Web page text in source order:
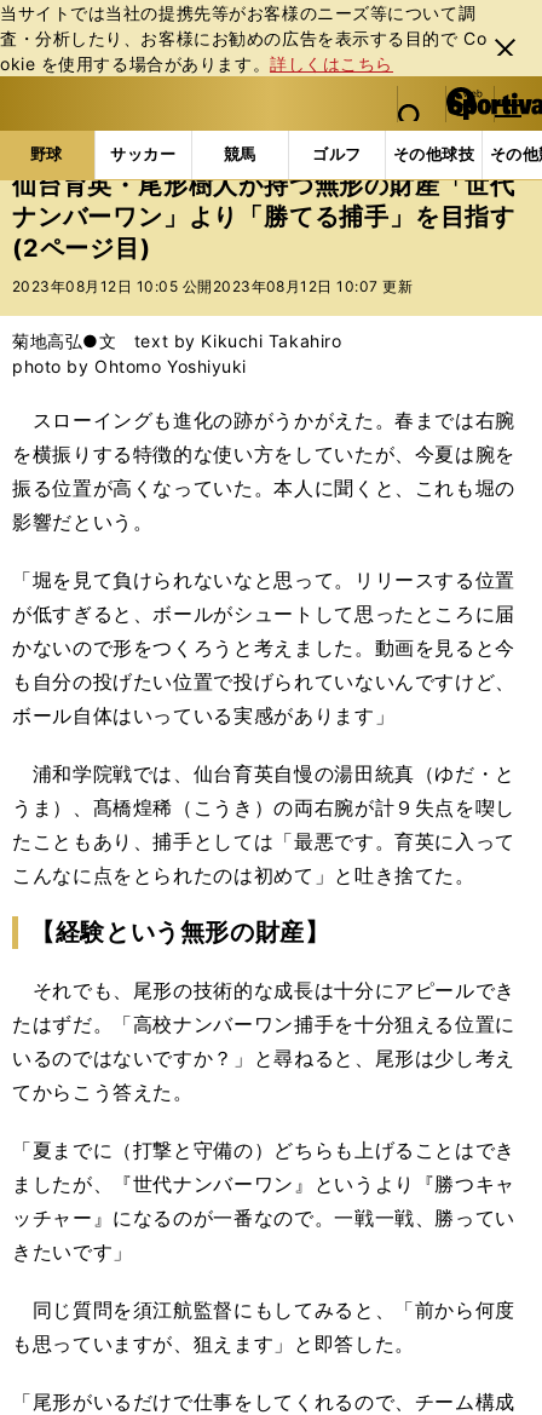
当サイトでは当社の提携先等がお客様のニーズ等について調
査・分析したり、お客様にお勧めの広告を表⽰する⽬的で Co
okie を使⽤する場合があります。詳しくはこちら
閉じ
る
web Sportiva (webスポルティーバ)
検索
マイペ
ー
ジ
メニュ
野球 サッカー 競馬 ゴルフ その他球技 その
b
ス
ポ
ル
テ
ー
バ
野球の記事一覧 高校野球他 仙台育英・尾形樹人が
仙台育英・尾形樹人が持つ無形の財産「世代
ナンバーワン」より「勝てる捕手」を目指す
(2ページ目)
2023年08月12日 10:05 公開 2023年08月12日 10:07 更新
菊地高弘●文 text by Kikuchi Takahiro
photo by Ohtomo Yoshiyuki
スローイングも進化の跡がうかがえた。春までは右腕
を横振りする特徴的な使い方をしていたが、今夏は腕を
振る位置が高くなっていた。本人に聞くと、これも堀の
影響だという。
「堀を見て負けられないなと思って。リリースする位置
が低すぎると、ボールがシュートして思ったところに届
かないので形をつくろうと考えました。動画を見ると今
も自分の投げたい位置で投げられていないんですけど、
ボール自体はいっている実感があります」
浦和学院戦では、仙台育英自慢の湯田統真（ゆだ・と
うま）、髙橋煌稀（こうき）の両右腕が計９失点を喫し
たこともあり、捕手としては「最悪です。育英に入って
こんなに点をとられたのは初めて」と吐き捨てた。
【経験という無形の財産】
それでも、尾形の技術的な成長は十分にアピールでき
たはずだ。「高校ナンバーワン捕手を十分狙える位置に
いるのではないですか？」と尋ねると、尾形は少し考え
てからこう答えた。
「夏までに（打撃と守備の）どちらも上げることはでき
ましたが、『世代ナンバーワン』というより『勝つキャ
ッチャー』になるのが一番なので。一戦一戦、勝ってい
きたいです」
同じ質問を須江航監督にもしてみると、「前から何度
も思っていますが、狙えます」と即答した。
「尾形がいるだけで仕事をしてくれるので、チーム構成